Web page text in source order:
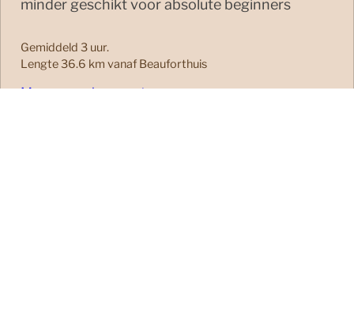
minder geschikt voor absolute beginners
Gemiddeld 3 uur.
Lengte 36.6 km vanaf Beauforthuis
Meer over deze route